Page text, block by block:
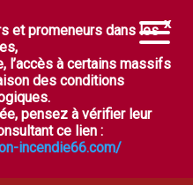
et promeneurs dans les
l’accès à certains massifs
des conditions
pensez à vérifier leur
ce lien :
incendie66.com/